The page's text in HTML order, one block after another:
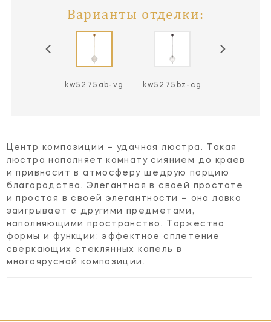
Варианты отделки:
kw5275ab-vg kw5275bz-cg
Центр композиции – удачная люстра. Такая
люстра наполняет комнату сиянием до краев
и привносит в атмосферу щедрую порцию
благородства. Элегантная в своей простоте
и простая в своей элегантности – она ловко
заигрывает с другими предметами,
наполняющими пространство. Торжество
формы и функции: эффектное сплетение
сверкающих стеклянных капель в
многоярусной композиции.